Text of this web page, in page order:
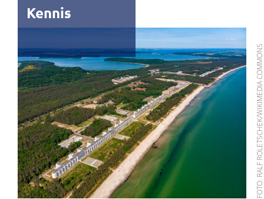
Kennis
FOTO: RALF ROLETSCHEK/WIKIMEDIA COMMONS